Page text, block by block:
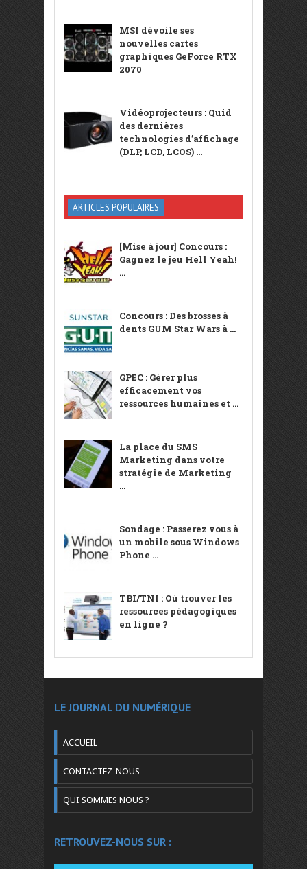
MSI dévoile ses
nouvelles cartes
graphiques GeForce RTX
2070
Vidéoprojecteurs : Quid
des dernières
technologies d’affichage
(DLP, LCD, LCOS) ...
ARTICLES POPULAIRES
[Mise à jour] Concours :
Gagnez le jeu Hell Yeah!
...
Concours : Des brosses à
dents GUM Star Wars à ...
GPEC : Gérer plus
efficacement vos
ressources humaines et ...
La place du SMS
Marketing dans votre
stratégie de Marketing
...
Sondage : Passerez vous à
un mobile sous Windows
Phone ...
TBI/TNI : Où trouver les
ressources pédagogiques
en ligne ?
LE JOURNAL DU NUMÉRIQUE
ACCUEIL
CONTACTEZ-NOUS
QUI SOMMES NOUS ?
RETROUVEZ-NOUS SUR :